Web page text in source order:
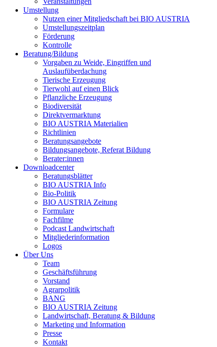
Umstellung
Nutzen einer Mitgliedschaft bei BIO AUSTRIA
Umstellungszeitplan
Förderung
Kontrolle
Beratung/Bildung
Vorgaben zu Weide, Eingriffen und
Auslaufüberdachung
Tierische Erzeugung
Tierwohl auf einen Blick
Pflanzliche Erzeugung
Biodiversität
Direktvermarktung
BIO AUSTRIAMaterialien
Richtlinien
Beratungsangebote
Bildungsangebote, Referat Bildung
Berater:innen
Downloadcenter
Beratungsblätter
BIO AUSTRIAInfo
Bio-Politik
BIO AUSTRIAZeitung
Formulare
Fachfilme
Podcast Landwirtschaft
Mitgliederinformation
Logos
Über Uns
Team
Geschäftsführung
Vorstand
Agrarpolitik
BANG
BIO AUSTRIAZeitung
Landwirtschaft, Beratung & Bildung
Marketing und Information
Presse
Kontakt